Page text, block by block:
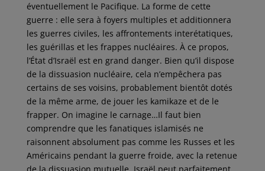
éventuellement le Pacifique. La forme de cette
guerre : elle sera à foyers multiples et additionnera
les guerres civiles, les affrontements interétatiques,
les guérillas et les frappes nucléaires. À ce propos,
l’État d’Israël est en grand danger. Bien qu’il dispose
de la dissuasion nucléaire, cela n’empêchera pas
certains de ses voisins, probablement bientôt dotés
de la même arme, de jouer les kamikaze et de le
frapper. On imagine le carnage…Il faut bien
comprendre que les fanatiques islamisés ne
raisonnent absolument pas comme les Russes et les
Américains pendant la guerre froide, avec la retenue